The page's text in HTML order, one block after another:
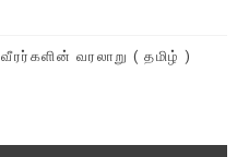
வரலாறு ( தமிழ் )